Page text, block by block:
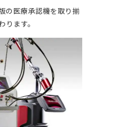
の医療承認機を取り揃
ます。